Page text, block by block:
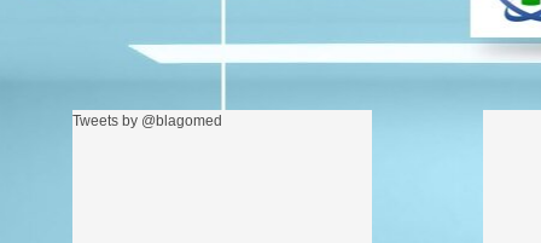
Tweets by @blagomed